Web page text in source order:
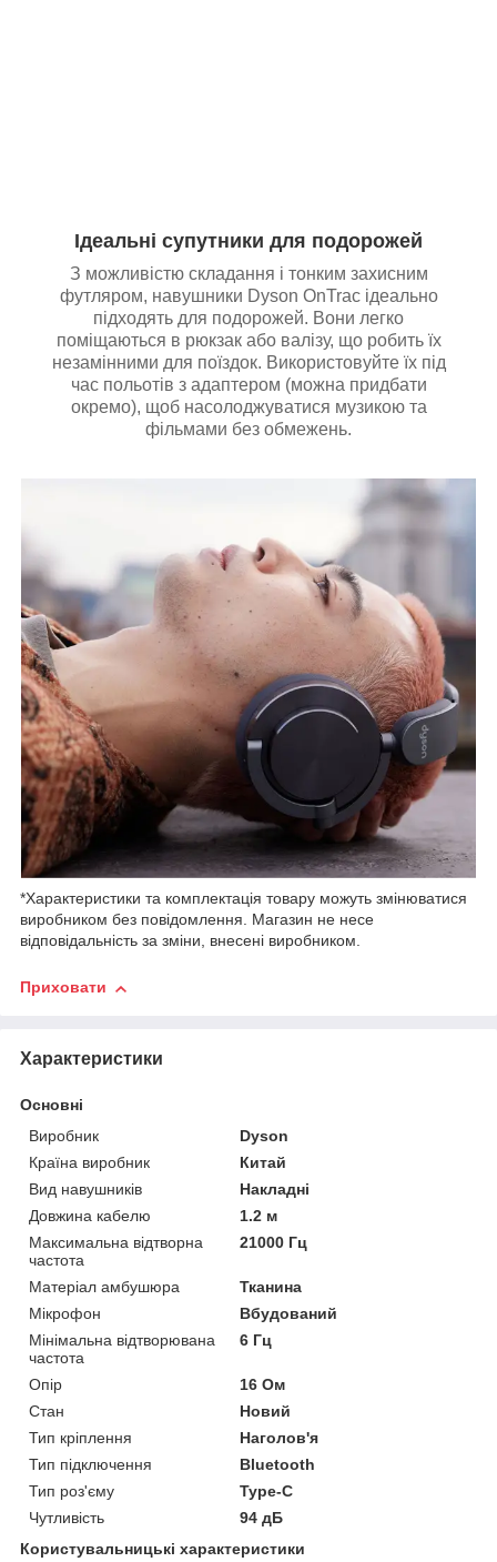
Ідеальні супутники для подорожей
З можливістю складання і тонким захисним
футляром, навушники Dyson OnTrac ідеально
підходять для подорожей. Вони легко
поміщаються в рюкзак або валізу, що робить їх
незамінними для поїздок. Використовуйте їх під
час польотів з адаптером (можна придбати
окремо), щоб насолоджуватися музикою та
фільмами без обмежень.
*Характеристики та комплектація товару можуть змінюватися
виробником без повідомлення. Магазин не несе
відповідальність за зміни, внесені виробником.
Приховати
Характеристики
Основні
Виробник
Dyson
Країна виробник
Китай
Вид навушників
Накладні
Довжина кабелю
1.2 м
Максимальна відтворна
частота
21000 Гц
Матеріал амбушюра
Тканина
Мікрофон
Вбудований
Мінімальна відтворювана
частота
6 Гц
Опір
16 Ом
Стан
Новий
Тип кріплення
Наголов'я
Тип підключення
Bluetooth
Тип роз'єму
Type-C
Чутливість
94 дБ
Користувальницькі характеристики